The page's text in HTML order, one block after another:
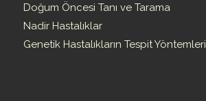
Doğum Öncesi Tanı ve Tarama
Nadir Hastalıklar
Genetik Hastalıkların Tespit Yöntemleri